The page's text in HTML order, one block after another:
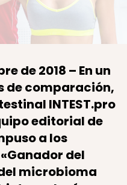
de 2018 – En un
de comparación,
INTEST.pro
editorial de
a los
del
microbioma